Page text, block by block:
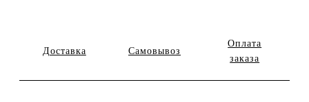
Доставка Самовывоз
Оплата
заказа